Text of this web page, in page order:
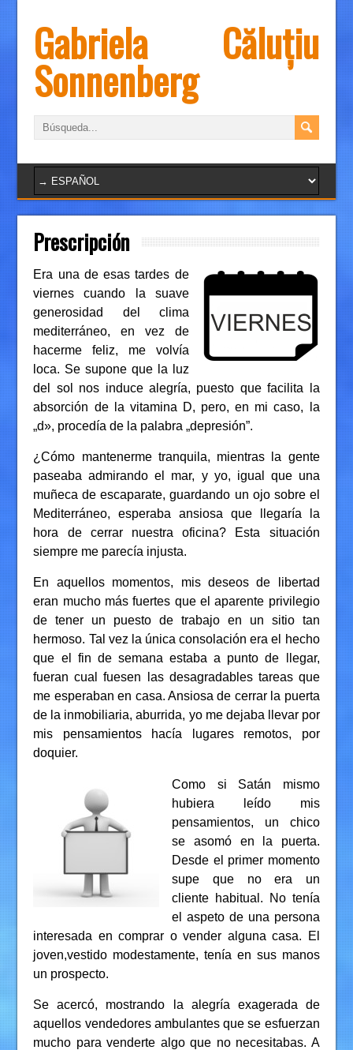
Gabriela Căluțiu
Sonnenberg
Prescripción
Era una de esas tardes de
viernes cuando la suave
generosidad del clima
mediterráneo, en vez de
hacerme feliz, me volvía
loca. Se supone que la luz
del sol nos induce alegría, puesto que facilita la
absorción de la vitamina D, pero, en mi caso, la
„d», procedía de la palabra „depresión”.
¿Cómo mantenerme tranquila, mientras la gente
paseaba admirando el mar, y yo, igual que una
muñeca de escaparate, guardando un ojo sobre el
Mediterráneo, esperaba ansiosa que llegaría la
hora de cerrar nuestra oficina? Esta situación
siempre me parecía injusta.
En aquellos momentos, mis deseos de libertad
eran mucho más fuertes que el aparente privilegio
de tener un puesto de trabajo en un sitio tan
hermoso. Tal vez la única consolación era el hecho
que el fin de semana estaba a punto de llegar,
fueran cual fuesen las desagradables tareas que
me esperaban en casa. Ansiosa de cerrar la puerta
de la inmobiliaria, aburrida, yo me dejaba llevar por
mis pensamientos hacía lugares remotos, por
doquier.
Como si Satán mismo
hubiera leído mis
pensamientos, un chico
se asomó en la puerta.
Desde el primer momento
supe que no era un
cliente habitual. No tenía
el aspeto de una persona
interesada en comprar o vender alguna casa. El
joven,vestido modestamente, tenía en sus manos
un prospecto.
Se acercó, mostrando la alegría exagerada de
aquellos vendedores ambulantes que se esfuerzan
mucho para venderte algo que no necesitabas. A